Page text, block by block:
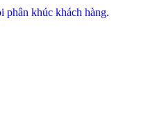
phân khúc khách hàng.